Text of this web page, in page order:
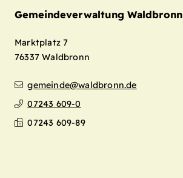
Gemeindeverwaltung Waldbronn
Marktplatz 7
76337 Waldbronn
gemeinde@waldbronn.de
07243 609-0
07243 609-89